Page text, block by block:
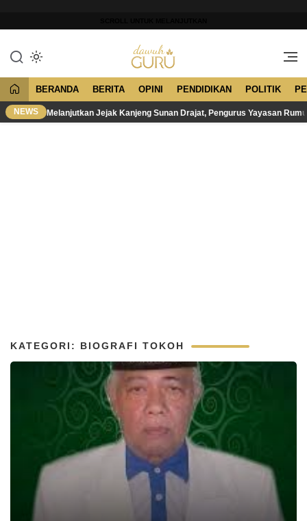
konten
Dawuh Guru
Merawat Tradisi, Membangun
BERANDA BERITA OPINI PENDIDIKAN POLITIK
NEWS Melanjutkan Jejak Kanjeng Sunan Drajat, Pengurus Yayasan
KATEGORI: BIOGRAFI TOKOH